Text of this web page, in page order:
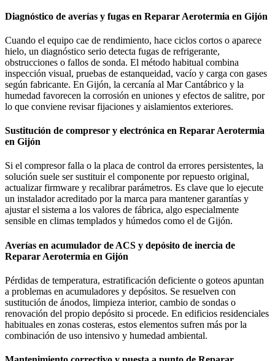
Diagnóstico de averías y fugas en Reparar Aerotermia en Gijón
Cuando el equipo cae de rendimiento, hace ciclos cortos o aparece
hielo, un diagnóstico serio detecta fugas de refrigerante,
obstrucciones o fallos de sonda. El método habitual combina
inspección visual, pruebas de estanqueidad, vacío y carga con gases
según fabricante. En Gijón, la cercanía al Mar Cantábrico y la
humedad favorecen la corrosión en uniones y efectos de salitre, por
lo que conviene revisar fijaciones y aislamientos exteriores.
Sustitución de compresor y electrónica en Reparar Aerotermia
en Gijón
Si el compresor falla o la placa de control da errores persistentes, la
solución suele ser sustituir el componente por repuesto original,
actualizar firmware y recalibrar parámetros. Es clave que lo ejecute
un instalador acreditado por la marca para mantener garantías y
ajustar el sistema a los valores de fábrica, algo especialmente
sensible en climas templados y húmedos como el de Gijón.
Averías en acumulador de ACS y depósito de inercia de
Reparar Aerotermia en Gijón
Pérdidas de temperatura, estratificación deficiente o goteos apuntan
a problemas en acumuladores y depósitos. Se resuelven con
sustitución de ánodos, limpieza interior, cambio de sondas o
renovación del propio depósito si procede. En edificios residenciales
habituales en zonas costeras, estos elementos sufren más por la
combinación de uso intensivo y humedad ambiental.